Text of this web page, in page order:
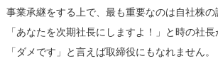
事業承継をする上で、最も重要なのは自社株の
「あなたを次期社長にしますよ！」と時の社
「ダメです」と言えば取締役にもなれません。